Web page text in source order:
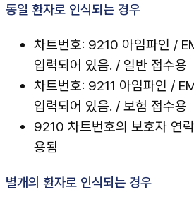
동일 환자로 인식되는 경우
차트번호: 9210 아임파인 /
입력되어 있음. / 일반 접수용
차트번호: 9211 아임파인 /
입력되어 있음. / 보험 접수용
9210 차트번호의 보호자 연
용됨
별개의 환자로 인식되는 경우